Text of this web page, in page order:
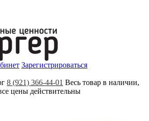
Зарегистрироваться
8 (921) 366-44-01 Весь товар в наличии,
цены действительны